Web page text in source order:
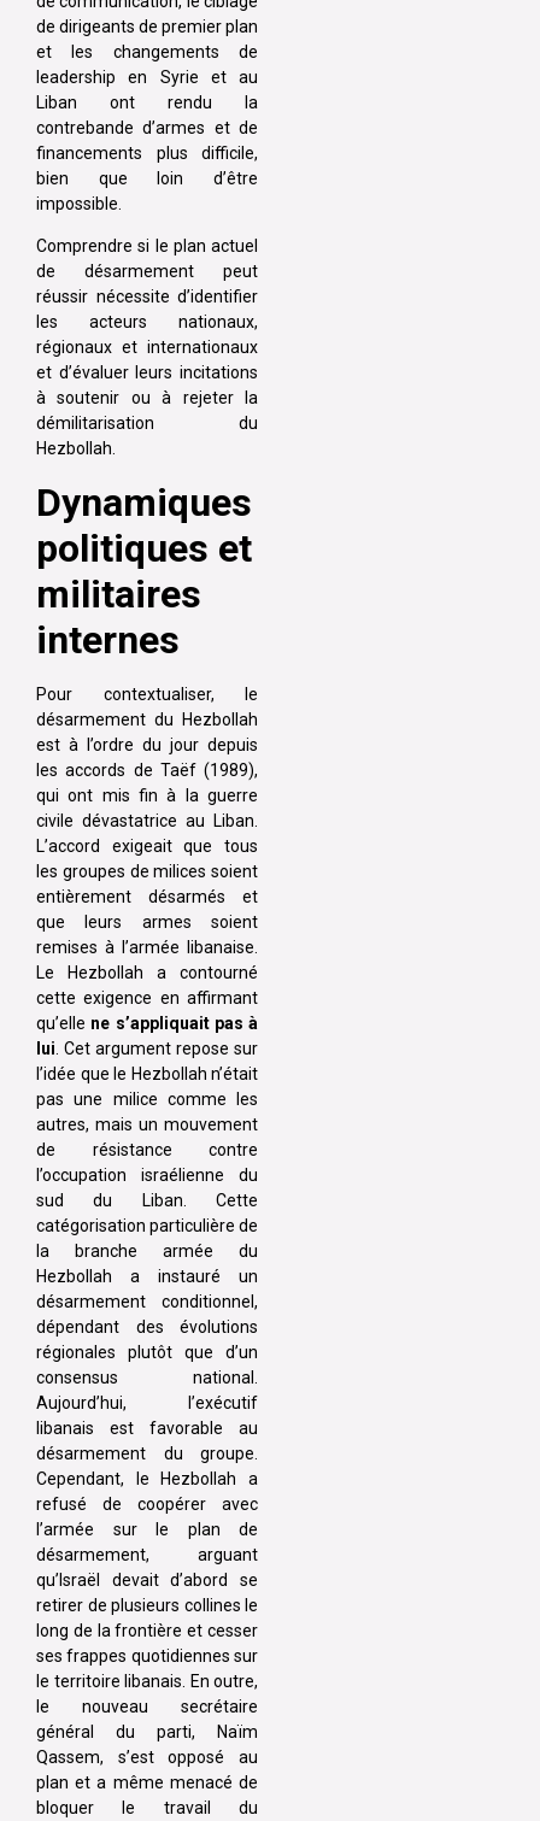
de dirigeants de premier plan
et les changements de
leadership en Syrie et au
Liban ont rendu la
contrebande d’armes et de
financements plus difficile,
bien que loin d’être
impossible.
Comprendre si le plan actuel
de désarmement peut
réussir nécessite d’identifier
les acteurs nationaux,
régionaux et internationaux
et d’évaluer leurs incitations
à soutenir ou à rejeter la
démilitarisation du
Hezbollah.
Dynamiques
politiques et
militaires
internes
Pour contextualiser, le
désarmement du Hezbollah
est à l’ordre du jour depuis
les accords de Taëf (1989),
qui ont mis fin à la guerre
civile dévastatrice au Liban.
L’accord exigeait que tous
les groupes de milices soient
entièrement désarmés et
que leurs armes soient
remises à l’armée libanaise.
Le Hezbollah a contourné
cette exigence en affirmant
qu’elle ne s’appliquait pas à
lui . Cet argument repose sur
l’idée que le Hezbollah n’était
pas une milice comme les
autres, mais un mouvement
de résistance contre
l’occupation israélienne du
sud du Liban. Cette
catégorisation particulière de
la branche armée du
Hezbollah a instauré un
désarmement conditionnel,
dépendant des évolutions
régionales plutôt que d’un
consensus national.
Aujourd’hui, l’exécutif
libanais est favorable au
désarmement du groupe.
Cependant, le Hezbollah a
refusé de coopérer avec
l’armée sur le plan de
désarmement, arguant
qu’Israël devait d’abord se
retirer de plusieurs collines le
long de la frontière et cesser
ses frappes quotidiennes sur
le territoire libanais. En outre,
le nouveau secrétaire
général du parti, Naïm
Qassem, s’est opposé au
plan et a même menacé de
bloquer le travail du